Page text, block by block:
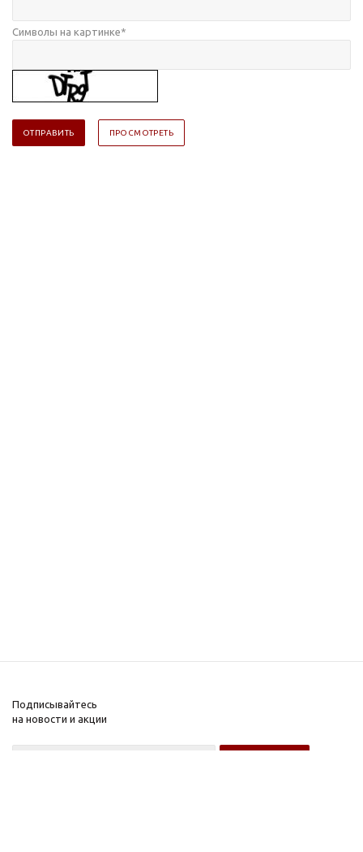
Символы на картинке*
Подписывайтесь
на новости и акции